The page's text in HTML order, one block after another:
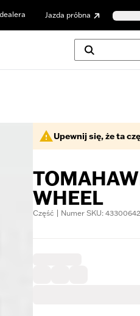
Jazda próbna
Upewnij się, że ta
WHEEL
Część | Numer SKU: 43300642